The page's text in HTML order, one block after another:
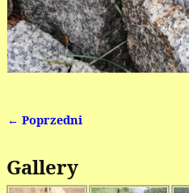
← Poprzedni
Gallery